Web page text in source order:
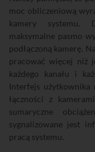
moc obliczeniową
kamery systemu.
maksymalne pasmo
podłączoną kamerę.
pracować więcej niż
każdego kanału i
Interfejs użytkownika
łączności z
sumaryczne
sygnalizowane jest
pracą systemu.